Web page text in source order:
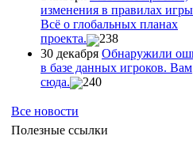
изменения в правилах
Всё о глобальных планах
проекта.
238
30 декабря Обнаружили
в базе данных игроков. Вам
сюда.
240
Все новости
Полезные ссылки